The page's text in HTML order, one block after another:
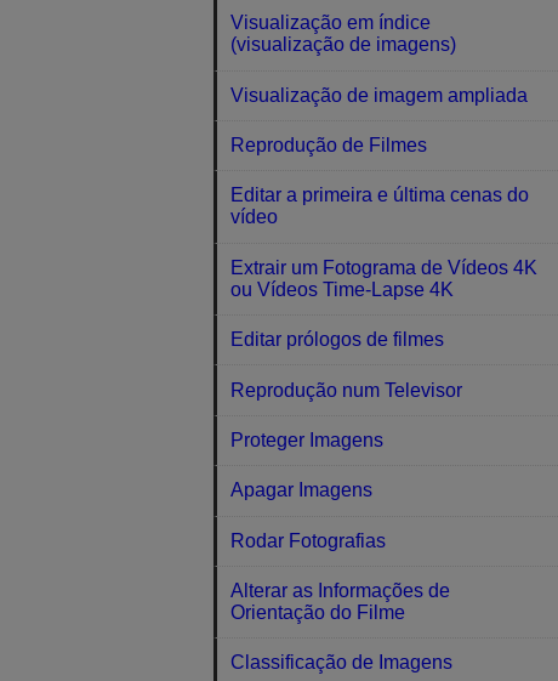
Visualização em índice
(visualização de imagens)
Visualização de imagem ampliada
Reprodução de Filmes
Editar a primeira e última cenas do
vídeo
Extrair um Fotograma de Vídeos 4K
ou Vídeos Time-Lapse 4K
Editar prólogos de filmes
Reprodução num Televisor
Proteger Imagens
Apagar Imagens
Rodar Fotografias
Alterar as Informações de
Orientação do Filme
Classificação de Imagens